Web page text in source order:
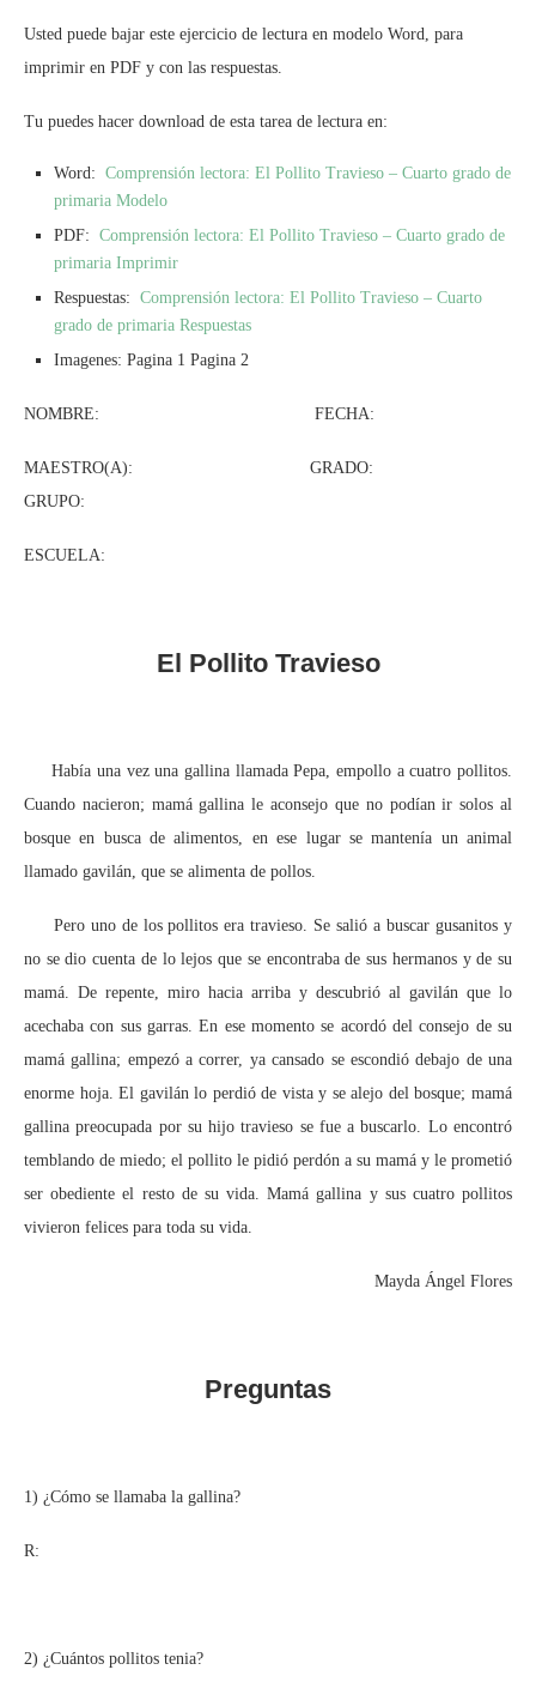
Usted puede bajar este ejercicio de lectura en modelo Word, para
imprimir en PDF y con las respuestas.
Tu puedes hacer download de esta tarea de lectura en:
Word: Comprensión lectora: El Pollito Travieso – Cuarto grado de
primaria Modelo
PDF: Comprensión lectora: El Pollito Travieso – Cuarto grado de
primaria Imprimir
Respuestas: Comprensión lectora: El Pollito Travieso – Cuarto
grado de primaria Respuestas
Imagenes: Pagina 1 Pagina 2
NOMBRE: FECHA:
MAESTRO(A): GRADO:
GRUPO:
ESCUELA:
El Pollito Travieso
Había una vez una gallina llamada Pepa, empollo a cuatro pollitos.
Cuando nacieron; mamá gallina le aconsejo que no podían ir solos al
bosque en busca de alimentos, en ese lugar se mantenía un animal
llamado gavilán, que se alimenta de pollos.
Pero uno de los pollitos era travieso. Se salió a buscar gusanitos y
no se dio cuenta de lo lejos que se encontraba de sus hermanos y de su
mamá. De repente, miro hacia arriba y descubrió al gavilán que lo
acechaba con sus garras. En ese momento se acordó del consejo de su
mamá gallina; empezó a correr, ya cansado se escondió debajo de una
enorme hoja. El gavilán lo perdió de vista y se alejo del bosque; mamá
gallina preocupada por su hijo travieso se fue a buscarlo. Lo encontró
temblando de miedo; el pollito le pidió perdón a su mamá y le prometió
ser obediente el resto de su vida. Mamá gallina y sus cuatro pollitos
vivieron felices para toda su vida.
Mayda Ángel Flores
Preguntas
1) ¿Cómo se llamaba la gallina?
R:
2) ¿Cuántos pollitos tenia?